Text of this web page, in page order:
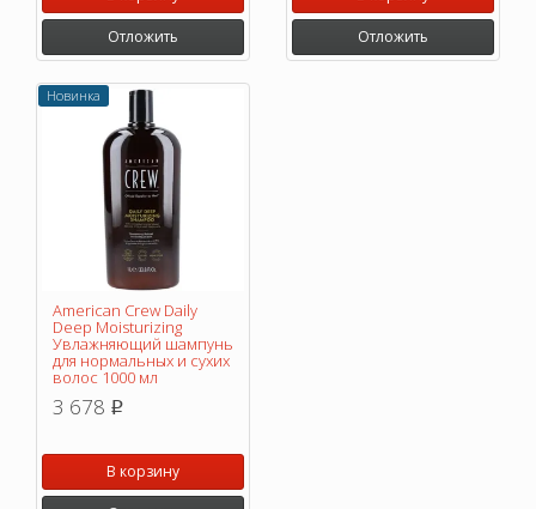
Отложить Отложить
Новинка
American Crew Daily
Deep Moisturizing
Увлажняющий шампунь
для нормальных и сухих
волос 1000 мл
3 678 p
В корзину